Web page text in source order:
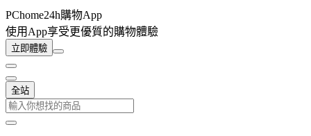
PChome24h購物App
使用App享受更優質的購物體驗
立即體驗
全站